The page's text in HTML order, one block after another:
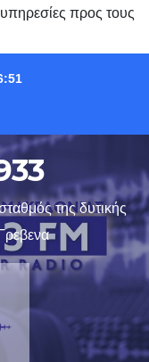
προς τους
της δυτικής